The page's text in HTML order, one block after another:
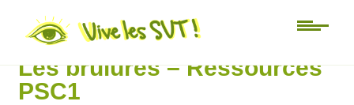
Au jour le jour
Les brûlures – Ressources
PSC1